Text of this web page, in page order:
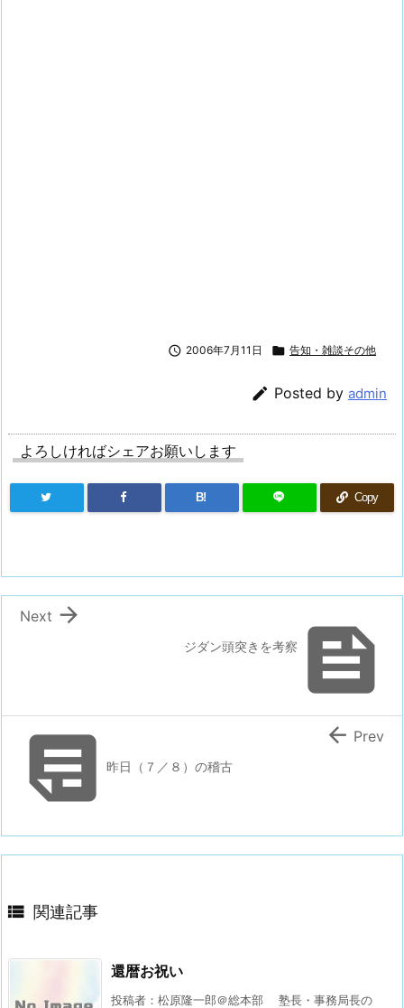
 2006年7月11日  告知・雑談その他
 Posted by admin
よろしければシェアお願いします
B! Copy

ジダン頭突きを考察

Next
昨日（７／８）の稽古
 Prev
 関連記事
還暦お祝い
投稿者：松原隆一郎＠総本部 塾長・事務局長の